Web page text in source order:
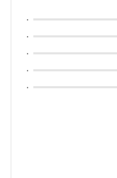
۰
۰
۰
۰
۰